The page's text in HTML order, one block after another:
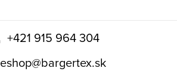
+421 915 964 304
eshop@bargertex.sk